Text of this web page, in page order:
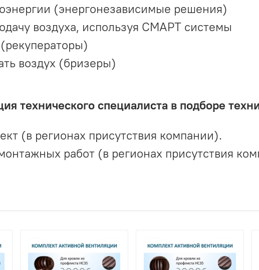
(энергонезависимые решения)
воздуха, используя СМАРТ системы
воздух (бризеры)
технического специалиста в подборе
(в регионах присутствия компании).
работ (в регионах присутствия